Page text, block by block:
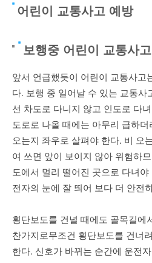
어린이 교통사고 예방
보행중 어린이 교통사
앞서 언급했듯이 어린이 교통사고
다. 보행 중 일어날 수 있는 교통사
선 차도로 다니지 않고 인도로 다
도로로 나올 때에는 아무리 급하
오는지 좌우로 살펴야 한다. 비 오
여 쓰면 앞이 보이지 않아 위험하
도에서 멀리 떨어진 곳으로 다녀
전자의 눈에 잘 띄어 보다 더 안전
횡단보도를 건널 때에도 골목길에
찬가지로무조건 횡단보도를 건너
한다. 신호가 바뀌는 순간에 운전자